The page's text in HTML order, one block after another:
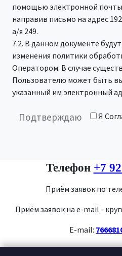
помощью электронной почты
направив письмо на адрес
а/я 249.
7.2. В данном документе
изменения политики
Оператором. В случае
Пользователю может быть
указанный им электронный
Подтверждаю Я
Телефон +7
Приём заявок по
Приём заявок на e-mail -
E-mail:
Адрес офиса и базы: